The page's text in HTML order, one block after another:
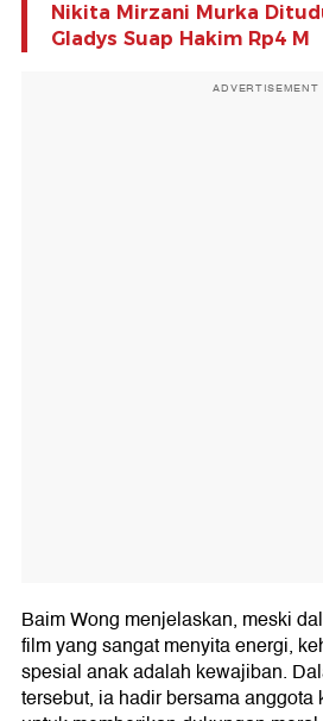
Nikita Mirzani Murka
Gladys Suap Hakim Rp4 M
ADVERTISEMENT
Baim Wong menjelaskan, meski
film yang sangat menyita energi,
spesial anak adalah kewajiban.
tersebut, ia hadir bersama anggota